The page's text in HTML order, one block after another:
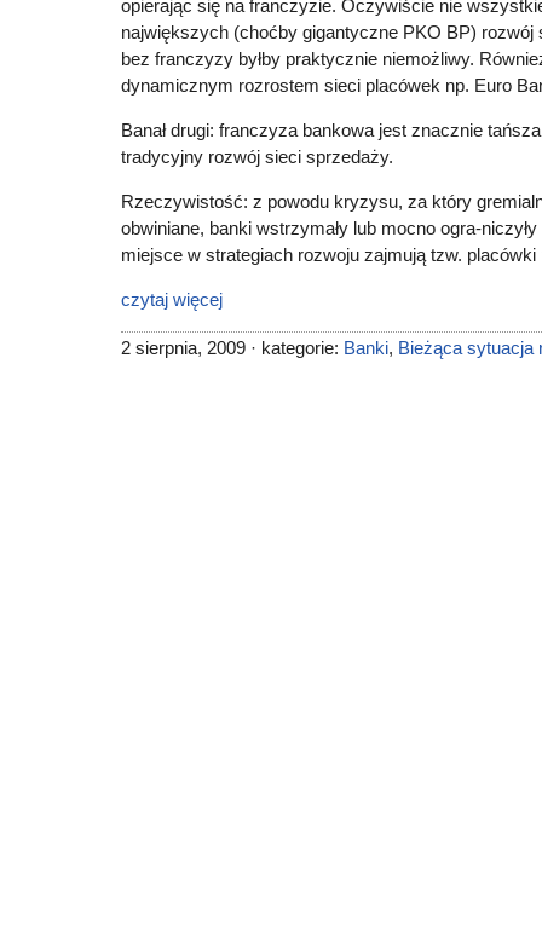
opierając się na franczyzie. Oczywiście nie
największych (choćby gigantyczne PKO BP) rozwój
bez franczyzy byłby praktycznie niemożliwy.
dynamicznym rozrostem sieci placówek np. Euro
Banał drugi: franczyza bankowa jest znacznie
tradycyjny rozwój sieci sprzedaży.
Rzeczywistość: z powodu kryzysu, za który
obwiniane, banki wstrzymały lub mocno ogra-niczyły
miejsce w strategiach rozwoju zajmują tzw. placówki
czytaj więcej
2 sierpnia, 2009 · kategorie: Banki, Bieżąca sytuacja